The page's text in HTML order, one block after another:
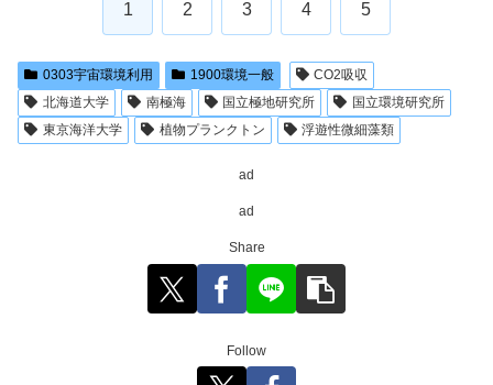
1 2 3 4 5
0303宇宙環境利用 1900環境一般
CO2吸収
北海道大学
南極海 国立極地研究所
国立環境研究所
東京海洋大学
植物プランクトン 浮遊性微細藻類
ad
ad
Share
Follow